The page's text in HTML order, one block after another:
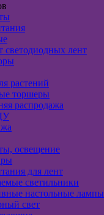
светодиодных лент
растений
торшеры
распродажа
освещение
для лент
светильники
настольные лампы
свет